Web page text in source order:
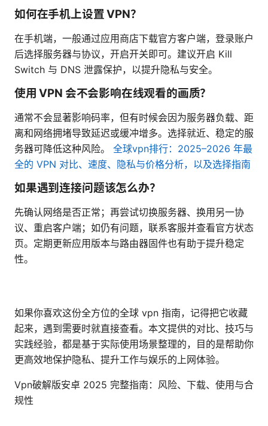
如何在手机上设置 VPN？
在手机端，一般通过应用商店下载官方客户端，登录账户
后选择服务器与协议，开启开关即可。建议开启 Kill
Switch 与 DNS 泄露保护，以提升隐私与安全。
使用 VPN 会不会影响在线观看的画质？
通常不会显著影响码率，但有时候会因为服务器负载、距
离和网络拥堵导致延迟或缓冲增多。选择就近、稳定的服
务器可降低这种风险。 全球vpn排行：2025–2026 年最
全的 VPN 对比、速度、隐私与价格分析，以及选择指南
如果遇到连接问题该怎么办？
先确认网络是否正常；再尝试切换服务器、换用另一协
议、重启客户端；如仍有问题，联系客服并查看官方状态
页。定期更新应用版本与路由器固件也有助于提升稳定
性。
如果你喜欢这份全方位的全球 vpn 指南，记得把它收藏
起来，遇到需要时就直接查看。本文提供的对比、技巧与
实践经验，都是基于实际使用场景整理的，目的是帮助你
更高效地保护隐私、提升工作与娱乐的上网体验。
Vpn破解版安卓 2025 完整指南：风险、下载、使用与合
规性